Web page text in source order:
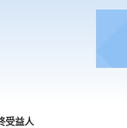
受益人